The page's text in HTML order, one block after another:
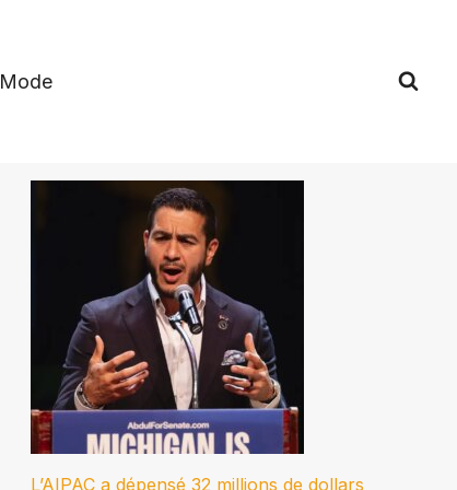
Mode
L’AIPAC a dépensé 32 millions de dollars